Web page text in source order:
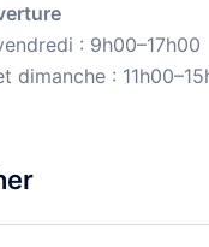
: 9h00–17h00
dimanche :